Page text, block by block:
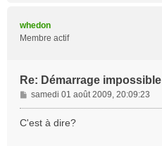
whedon
Membre actif
Re: Démarrage impossible
M
e
s
samedi 01 août 2009, 20:09:23
C'est à dire?